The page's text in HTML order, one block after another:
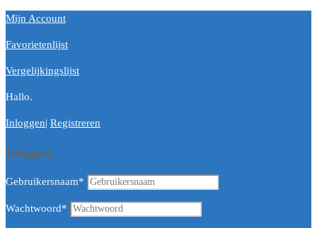
Mijn Account
Favorietenlijst
Vergelijkingslijst
Hallo.
Inloggen| Registreren
Inloggen
Gebruikersnaam*
Wachtwoord*